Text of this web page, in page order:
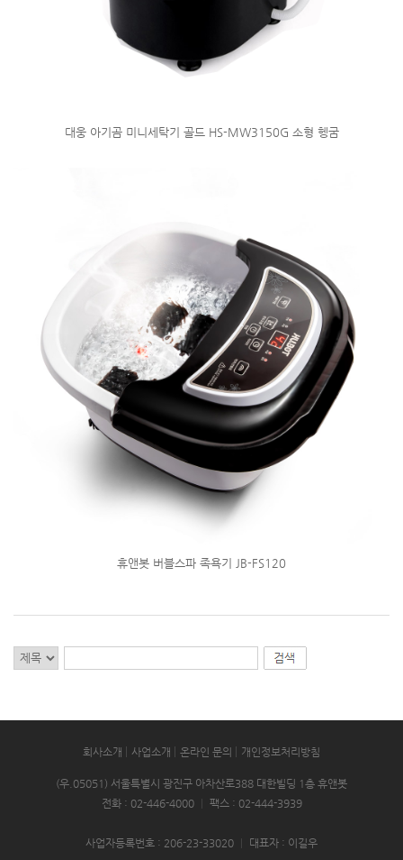
대웅 아기곰 미니세탁기 골드 HS-MW3150G 소형 헹굼
휴앤봇 버블스파 족욕기 JB-FS120
회사소개 사업소개 온라인 문의 개인정보처리방침
(우.05051) 서울특별시 광진구 아차산로388 대한빌딩 1층 휴앤봇
전화 : 02-446-4000
팩스 : 02-444-3939
사업자등록번호 : 206-23-33020 대표자 : 이길우